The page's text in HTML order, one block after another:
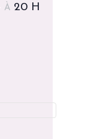
À 20 H